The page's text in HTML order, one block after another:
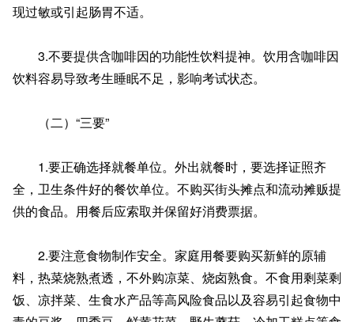
现过敏或引起肠胃不适。
3.不要提供含咖啡因的功能性饮料提神。饮用含咖啡因
饮料容易导致考生睡眠不足，影响考试状态。
（二）“三要”
1.要正确选择就餐单位。外出就餐时，要选择证照齐
全，卫生条件好的餐饮单位。不购买街头摊点和流动摊贩提
供的食品。用餐后应索取并保留好消费票据。
2.要注意食物制作安全。家庭用餐要购买新鲜的原辅
料，热菜烧熟煮透，不外购凉菜、烧卤熟食。不食用剩菜剩
饭、凉拌菜、生食水产品等高风险食品以及容易引起食物中